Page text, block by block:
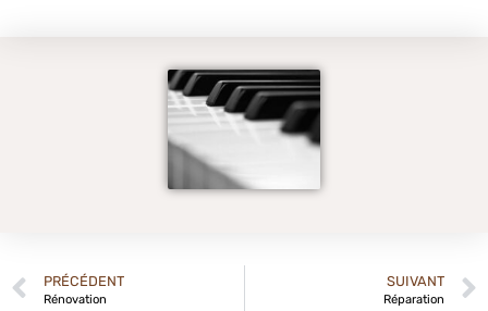
PRÉCÉDENT
Rénovation
SUIVANT
Réparation